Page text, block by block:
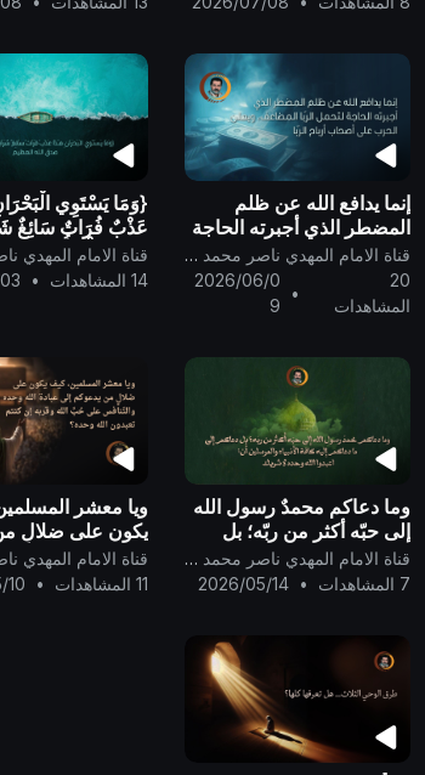
إنما يدافع الله عن ظلم
المضطر الذي أجبرته الحاجة
لتحمل الرّبا المضاعف، ويعلن
الحرب على أصحاب أرباح
الرّبا ..
قناة الامام المهدي ناصر محمد اليماني
20
المشاهدات
•
2026/06/0
9
{وَمَا يَسْتَوِي
عَذْبٌ فُرَاتٌ سَائِغٌ
وَهَـٰذَا مِلْحٌ أُجَاجٌ}
العظيم ..
14 المشاهدات
•
وما دعاكم محمدٌ رسول الله
إلى حبّه أكثر من ربّه؛ بل
دعاكم إلى ما دعاكم إليه
كافة الأنبياء والمرسلين
قناة الامام المهدي ناصر محمد اليماني
7 المشاهدات
•
2026/05/14
ويا معشر
يكون على ضلالٍ
إلى عبادة الله
والتّنافس على حُبِّ
11 المشاهدات
•
10